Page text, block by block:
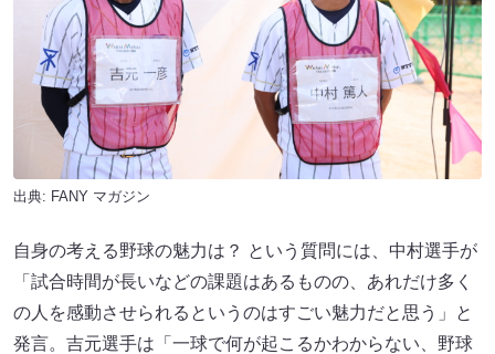
出典: FANY マガジン
自身の考える野球の魅力は？ という質問には、中村選手が
「試合時間が長いなどの課題はあるものの、あれだけ多く
の人を感動させられるというのはすごい魅力だと思う」と
発言。吉元選手は「一球で何が起こるかわからない、野球